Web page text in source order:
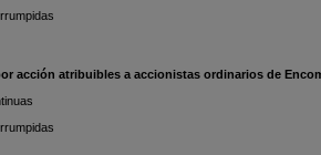
acción atribuibles a accionistas ordinarios de